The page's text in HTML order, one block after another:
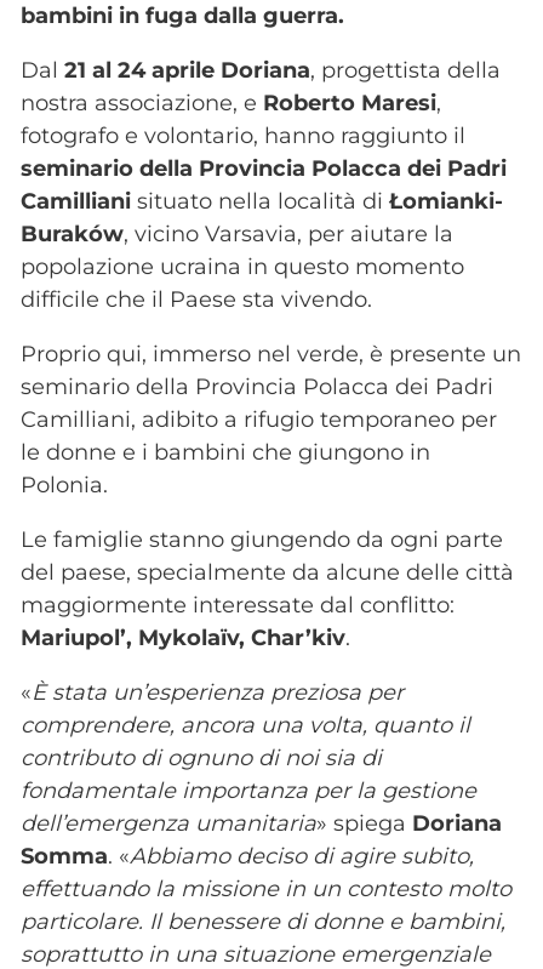
bambini in fuga dalla guerra.
Dal21 al 24 aprile Doriana, progettista della
nostra associazione, e Roberto Maresi,
fotografo e volontario, hanno raggiunto il
seminario della Provincia Polacca dei Padri
Camilliani situato nella località diŁomianki-
Buraków, vicino Varsavia, per aiutare la
popolazione ucraina in questo momento
difficile che il Paese sta vivendo.
Proprio qui, immerso nel verde, è presente un
seminario della Provincia Polacca dei Padri
Camilliani, adibito a rifugio temporaneo per
le donne e i bambini che giungono in
Polonia.
Le famiglie stanno giungendo da ogni parte
del paese, specialmente da alcune delle città
maggiormente interessate dal conflitto:
Mariupol’, Mykolaïv, Char’kiv.
«È stata un’esperienza preziosa per
comprendere, ancora una volta, quanto il
contributo di ognuno di noi sia di
fondamentale importanza per la gestione
dell’emergenza umanitaria» spiega Doriana
Somma. «Abbiamo deciso di agire subito,
effettuando la missione in un contesto molto
particolare. Il benessere di donne e bambini,
soprattutto in una situazione emergenziale